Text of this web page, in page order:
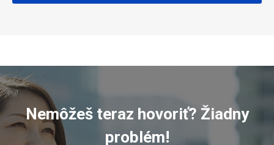
Nemôžeš teraz hovoriť? Žiadny
problém!